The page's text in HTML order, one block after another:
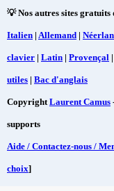
💡 Nos autres sites gratuits
Italien | Allemand |
clavier | Latin | Provençal |
utiles | Bac d'anglais
CopyrightLaurent Camus
supports
Aide / Contactez-nous /
choix]